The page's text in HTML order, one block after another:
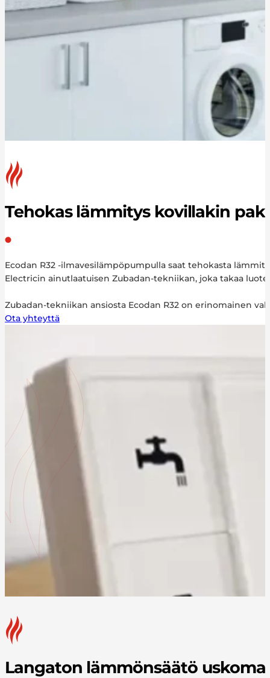
Tehokas lämmitys kovillakin
Ecodan R32 -ilmavesilämpöpumpulla saat tehokasta
Electricin ainutlaatuisen Zubadan-tekniikan, joka takaa
Zubadan-tekniikan ansiosta Ecodan R32 on erinomainen
Ota yhteyttä
Langaton lämmönsäätö